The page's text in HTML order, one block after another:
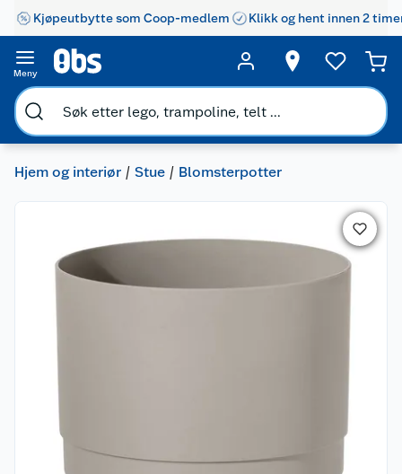
Kjøpeutbytte som Coop-medlem Klikk og hent innen 2
Meny
Hjem og interiør Stue Blomsterpotter